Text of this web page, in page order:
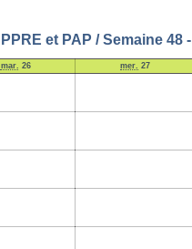
PPRE et PAP / Semaine
mar. 26 mer. 27